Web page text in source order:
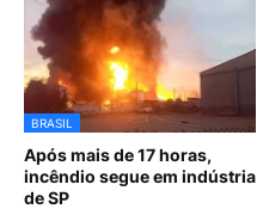
BRASIL
Após mais de 17 horas,
incêndio segue em indústria
de SP